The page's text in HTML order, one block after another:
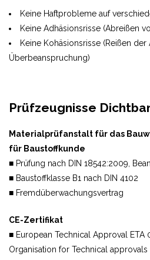
Keine Haftprobleme auf
Keine Adhäsionsrisse (Abreißen
Keine Kohäsionsrisse (Reißen
Überbeanspruchung)
Prüfzeugnisse
Materialprüfanstalt für das
für Baustoffkunde
■ Prüfung nach DIN 18542:2009,
■ Baustoffklasse B1 nach DIN 4102
■ Fremdüberwachungsvertrag
CE-Zertifikat
■ European Technical Approval
Organisation for Technical approvals